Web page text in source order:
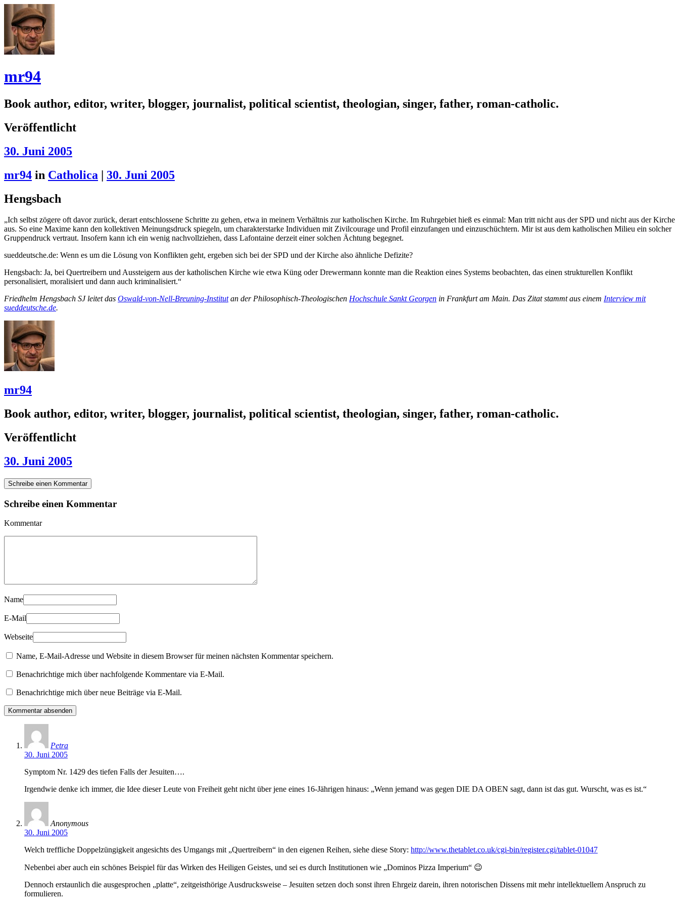
mr94
Book author, editor, writer, blogger, journalist, political scientist, theologian, singer, father, roman-catholic.
Veröffentlicht
30. Juni 2005
mr94 in Catholica | 30. Juni 2005
Hengsbach
„Ich selbst zögere oft davor zurück, derart entschlossene Schritte zu gehen, etwa in meinem Verhältnis zur katholischen Kirche. Im Ruhrgebiet hieß es einmal: Man tritt nicht aus der SPD und nicht aus der Kirche
aus. So eine Maxime kann den kollektiven Meinungsdruck spiegeln, um charakterstarke Individuen mit Zivilcourage und Profil einzufangen und einzuschüchtern. Mir ist aus dem katholischen Milieu ein solcher
Gruppendruck vertraut. Insofern kann ich ein wenig nachvollziehen, dass Lafontaine derzeit einer solchen Ächtung begegnet.
sueddeutsche.de: Wenn es um die Lösung von Konflikten geht, ergeben sich bei der SPD und der Kirche also ähnliche Defizite?
Hengsbach: Ja, bei Quertreibern und Aussteigern aus der katholischen Kirche wie etwa Küng oder Drewermann konnte man die Reaktion eines Systems beobachten, das einen strukturellen Konflikt
personalisiert, moralisiert und dann auch kriminalisiert.“
Friedhelm Hengsbach SJ leitet das Oswald-von-Nell-Breuning-Institutan der Philosophisch-Theologischen Hochschule Sankt Georgen in Frankfurt am Main. Das Zitat stammt aus einem Interview mit
sueddeutsche.de.
mr94
Book author, editor, writer, blogger, journalist, political scientist, theologian, singer, father, roman-catholic.
Veröffentlicht
30. Juni 2005
Schreibe einen Kommentar
Schreibe einen Kommentar
Kommentar
Name
E-Mail
Webseite
Name, E-Mail-Adresse und Website in diesem Browser für meinen nächsten Kommentar speichern.
Benachrichtige mich über nachfolgende Kommentare via E-Mail.
Benachrichtige mich über neue Beiträge via E-Mail.
Petra
30. Juni 2005
Symptom Nr. 1429 des tiefen Falls der Jesuiten….
Irgendwie denke ich immer, die Idee dieser Leute von Freiheit geht nicht über jene eines 16-Jährigen hinaus: „Wenn jemand was gegen DIE DA OBEN sagt, dann ist das gut. Wurscht, was es ist.“
Anonymous
30. Juni 2005
Welch treffliche Doppelzüngigkeit angesichts des Umgangs mit „Quertreibern“ in den eigenen Reihen, siehe diese Story: http://www.thetablet.co.uk/cgi-bin/register.cgi/tablet-01047
Nebenbei aber auch ein schönes Beispiel für das Wirken des Heiligen Geistes, und sei es durch Institutionen wie „Dominos Pizza Imperium“ 😉
Dennoch erstaunlich die ausgesprochen „platte“, zeitgeisthörige Ausdrucksweise – Jesuiten setzen doch sonst ihren Ehrgeiz darein, ihren notorischen Dissens mit mehr intellektuellem Anspruch zu
formulieren.